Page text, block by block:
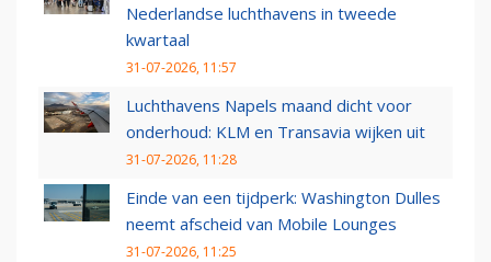
Nederlandse luchthavens in tweede
kwartaal
31-07-2026, 11:57
Luchthavens Napels maand dicht voor
onderhoud: KLM en Transavia wijken uit
31-07-2026, 11:28
Einde van een tijdperk: Washington Dulles
neemt afscheid van Mobile Lounges
31-07-2026, 11:25